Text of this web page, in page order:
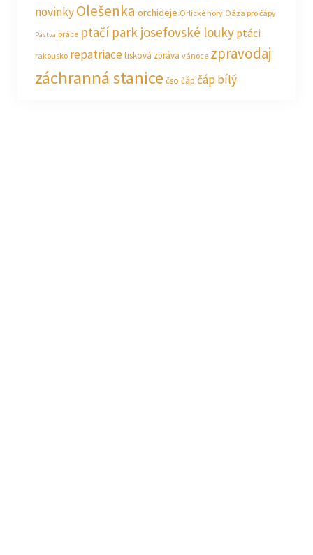
novinkyOlešenka orchideje Orlické hory Oáza pro čápy
Pastva práce ptačí park josefovské louky ptáci
rakousko repatriacetisková zpráva vánoce zpravodaj
záchranná stanice čso čáp čáp bílý